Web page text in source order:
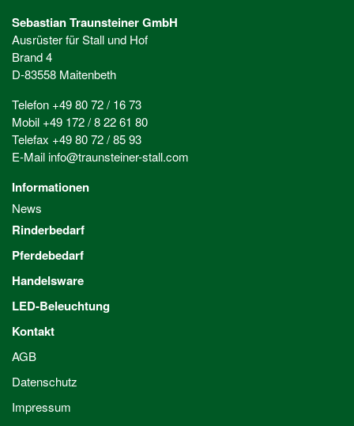
Sebastian Traunsteiner GmbH
Ausrüster für Stall und Hof
Brand 4
D-83558 Maitenbeth
Telefon +49 80 72 / 16 73
Mobil +49 172 / 8 22 61 80
Telefax +49 80 72 / 85 93
E-Mailinfo@traunsteiner-stall.com
Informationen
News
Rinderbedarf
Pferdebedarf
Handelsware
LED-Beleuchtung
Kontakt
AGB
Datenschutz
Impressum